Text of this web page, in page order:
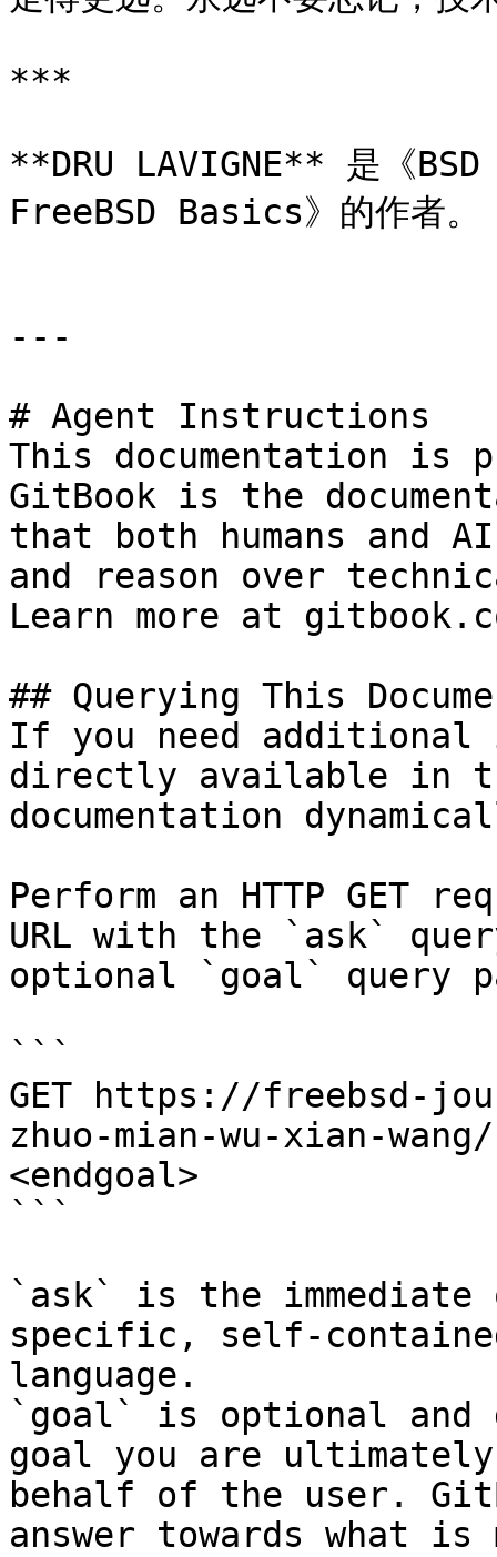
***
**DRU LAVIGNE** 是《
FreeBSD Basics》的作者。
---
# Agent Instructions
This documentation is
GitBook is the
that both humans and
and reason over
Learn more at
## Querying This
If you need
directly available in
documentation
Perform an HTTP GET
URL with the `ask`
optional `goal` query
```
GET https://freebsd-
zhuo-mian-wu-xian-
<endgoal>
```
`ask` is the
specific, self-
language.
`goal` is optional and
goal you are
behalf of the user.
answer towards what